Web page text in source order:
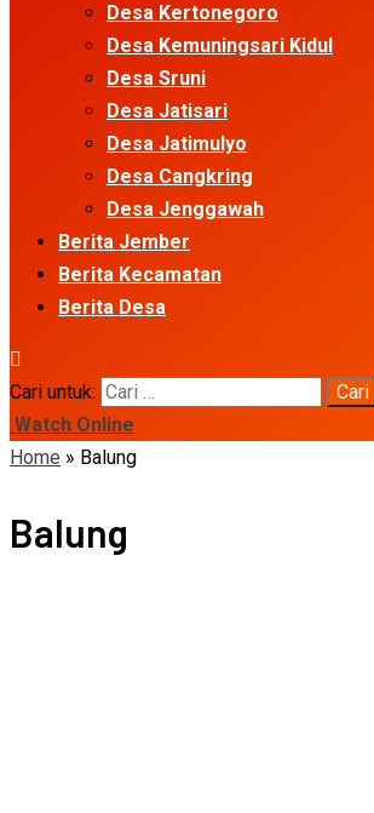
Desa Kertonegoro
Desa Kemuningsari Kidul
Desa Sruni
Desa Jatisari
Desa Jatimulyo
Desa Cangkring
Desa Jenggawah
Berita Jember
Berita Kecamatan
Berita Desa
Cari untuk:
Watch Online
Home » Balung
Balung